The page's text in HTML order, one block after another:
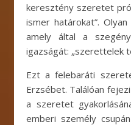
keresztény szeretet
ismer határokat”.
amely által a
igazságát: „szerettelek
Ezt a felebaráti
Erzsébet. Találóan
a szeretet
emberi személy